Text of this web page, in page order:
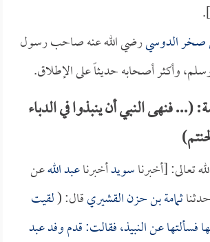
].
صخر الدوسيرضي الله عنه صاحب رسول
وأكثر أصحابه حديثاً على الإطلاق.
فنهى النبي أن ينبذوا في الدباء
تعالى: [أخبرناسويدأخبرناعبد اللهعن
حدثناثمامة بن حزن القشيريقال: (لقيت
فسألتها عن النبيذ، فقالت: قدم وفد عبد